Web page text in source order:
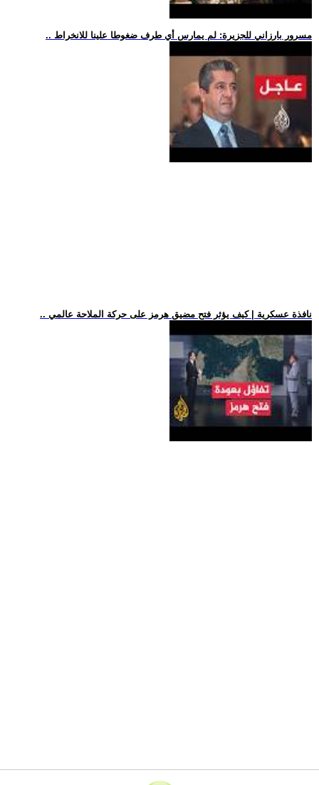
.. مسرور بارزاني للجزيرة: لم يمارس أي طرف ضغوطا علينا للانخراط
.. نافذة عسكرية | كيف يؤثر فتح مضيق هرمز على حركة الملاحة عالمي